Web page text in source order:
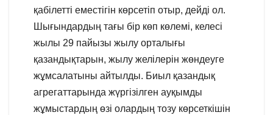
қабілетті еместігін көрсетіп отыр, дейді ол.
Шығындардың тағы бір көп көлемі, келесі
жылы 29 пайызы жылу орталығы
қазандықтарын, жылу желілерін жөндеуге
жұмсалатыны айтылды. Биыл қазандық
агрегаттарында жүргізілген ауқымды
жұмыстардың өзі олардың тозу көрсеткішін